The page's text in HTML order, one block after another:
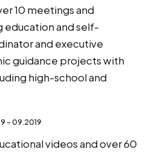
10 meetings and
education and self-
and executive
guidance projects with
high-school and
- 09.2019
videos and over 60